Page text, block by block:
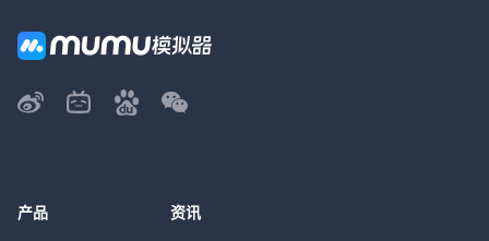
产品 资讯